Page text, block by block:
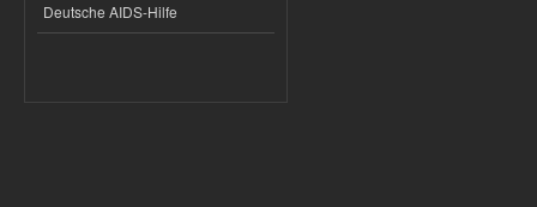
Deutsche AIDS-Hilfe